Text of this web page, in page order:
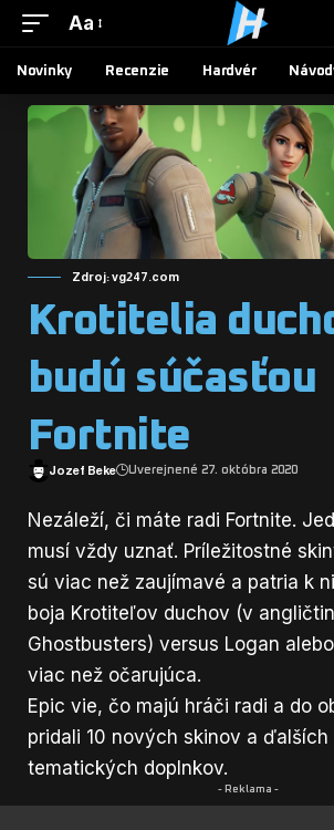
Aa
Novinky Recenzie Hardvér
Zdroj: vg247.com
Krotitelia
budú súčasťou
Fortnite
Jozef Beke Uverejnené 27. októbra 2020
Nezáleží, či máte radi Fortnite.
musí vždy uznať. Príležitostné
sú viac než zaujímavé a patria k
boja Krotiteľov duchov (v
Ghostbusters) versus Logan
viac než očarujúca.
Epic vie, čo majú hráči radi a do
pridali 10 nových skinov a
tematických doplnkov.
- Reklama -